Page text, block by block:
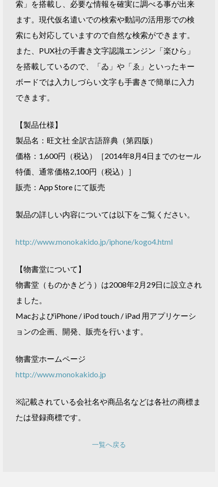
索」を搭載し、必要な情報を確実に調べる事が出来
ます。現代仮名遣いでの検索や動詞の活用形での検
索にも対応していますので自然な検索ができます。
また、PUX社の手書き文字認識エンジン「楽ひら」
を搭載しているので、「ゐ」や「ゑ」といったキー
ボードでは入力しづらい文字も手書きで簡単に入力
できます。
【製品仕様】
製品名：旺文社 全訳古語辞典（第四版）
価格：1,600円（税込）［2014年8月4日までのセール
特価、通常価格2,100円（税込）］
販売：App Store にて販売
製品の詳しい内容については以下をご覧ください。
http://www.monokakido.jp/iphone/kogo4.html
【物書堂について】
物書堂（ものかきどう）は2008年2月29日に設立され
ました。
MacおよびiPhone / iPod touch / iPad 用アプリケーシ
ョンの企画、開発、販売を行います。
物書堂ホームページ
http://www.monokakido.jp
※記載されている会社名や商品名などは各社の商標ま
たは登録商標です。
一覧へ戻る